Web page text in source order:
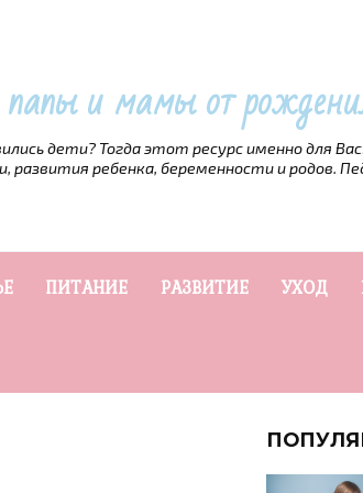
папы и мамы от
дети? Тогда этот ресурс именно для
развития ребенка, беременности и родов.
ПИТАНИЕ РАЗВИТИЕ УХОД